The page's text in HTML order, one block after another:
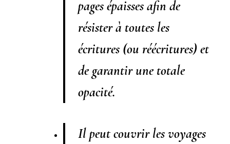
pages épaisses afin de
résister à toutes les
écritures (ou réécritures) et
de garantir une totale
opacité.
Il peut couvrir les voyages